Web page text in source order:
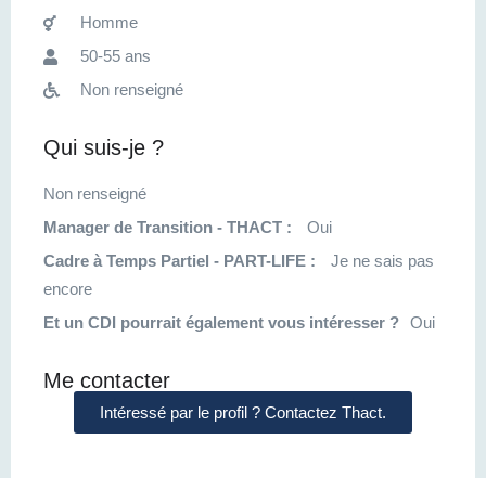
Homme
50-55 ans
Non renseigné
Qui suis-je ?
Non renseigné
Manager de Transition - THACT :
Oui
Cadre à Temps Partiel - PART-LIFE :
Je ne sais pas
encore
Et un CDI pourrait également vous intéresser ? Oui
Me contacter
Intéressé par le profil ? Contactez Thact.